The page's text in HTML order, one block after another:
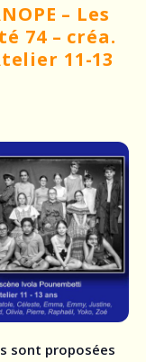
– Les
74 – créa.
11-13
sont proposées